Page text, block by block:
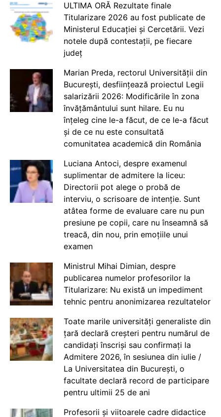
ULTIMA ORĂ Rezultate finale
Titularizare 2026 au fost publicate de
Ministerul Educației și Cercetării. Vezi
notele după contestații, pe fiecare
județ
Marian Preda, rectorul Universității din
București, desființează proiectul Legii
salarizării 2026: Modificările în zona
învățământului sunt hilare. Eu nu
înțeleg cine le-a făcut, de ce le-a făcut
și de ce nu este consultată
comunitatea academică din România
Luciana Antoci, despre examenul
suplimentar de admitere la liceu:
Directorii pot alege o probă de
interviu, o scrisoare de intenție. Sunt
atâtea forme de evaluare care nu pun
presiune pe copii, care nu înseamnă să
treacă, din nou, prin emoțiile unui
examen
Ministrul Mihai Dimian, despre
publicarea numelor profesorilor la
Titularizare: Nu există un impediment
tehnic pentru anonimizarea rezultatelor
Toate marile universități generaliste din
țară declară creșteri pentru numărul de
candidați înscriși sau confirmați la
Admitere 2026, în sesiunea din iulie /
La Universitatea din București, o
facultate declară record de participare
pentru ultimii 25 de ani
Profesorii și viitoarele cadre didactice